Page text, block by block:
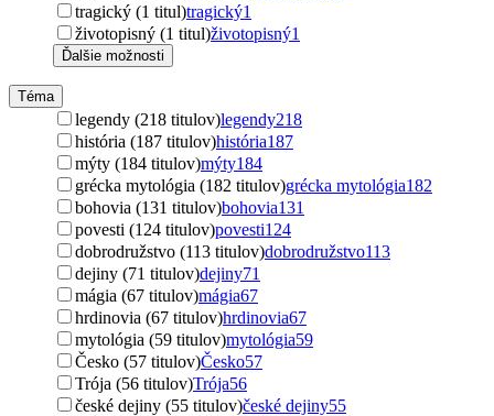
tragický (1 titul)tragický1
životopisný (1 titul)životopisný1
Ďalšie možnosti
Téma
legendy (218 titulov)legendy218
história (187 titulov)história187
mýty (184 titulov)mýty184
grécka mytológia (182 titulov)grécka mytológia182
bohovia (131 titulov)bohovia131
povesti (124 titulov)povesti124
dobrodružstvo (113 titulov)dobrodružstvo113
dejiny (71 titulov)dejiny71
mágia (67 titulov)mágia67
hrdinovia (67 titulov)hrdinovia67
mytológia (59 titulov)mytológia59
Česko (57 titulov)Česko57
Trója (56 titulov)Trója56
české dejiny (55 titulov)české dejiny55